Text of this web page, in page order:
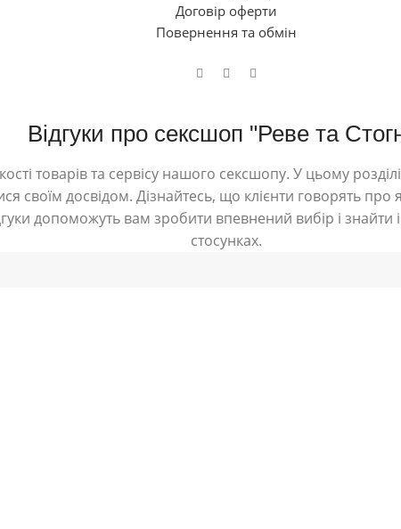
Договір оферти
Повернення та обмін
Відгуки про сексшоп "Реве та
товарів та сервісу нашого сексшопу. У цьому
своїм досвідом. Дізнайтесь, що клієнти говорять про
допоможуть вам зробити впевнений вибір і знайти
стосунках.